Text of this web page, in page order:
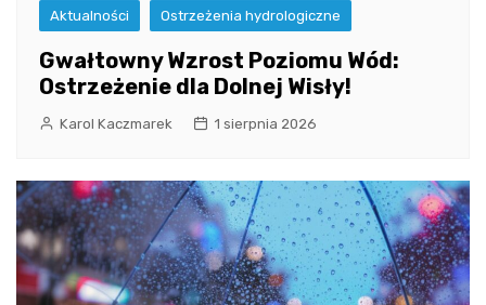
Aktualności Ostrzeżenia hydrologiczne
Gwałtowny Wzrost Poziomu Wód:
Ostrzeżenie dla Dolnej Wisły!
Karol Kaczmarek 1 sierpnia 2026